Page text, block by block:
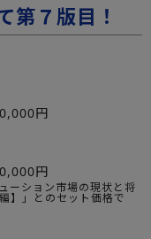
第７版目！
円
円
ーション市場の現状と将
】」とのセット価格で